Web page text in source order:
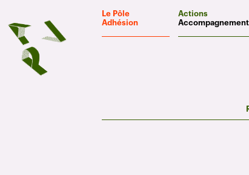
Le Pôle
Adhésion
Actions
Accompagnement